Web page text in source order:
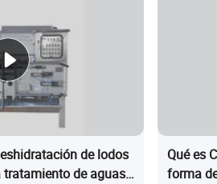
después de la filtración,
gran medida la carga del
de lodos
de aguas
Qué es
forma